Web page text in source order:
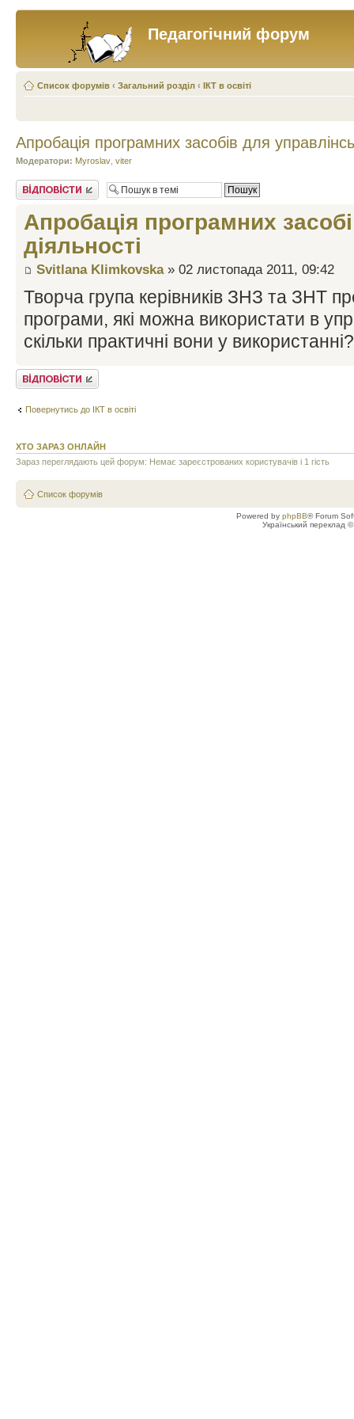
Педагогічний форум
Список форумів ‹ Загальний розділ ‹ ІКТ в освіті
Апробація програмних засобів для
Модератори: Myroslav viter
Відповісти
Апробація програмних
діяльності
Svitlana Klimkovska» 02 листопада 2011, 09:42
Творча група керівників ЗНЗ та ЗНТ
програми, які можна використати в
скільки практичні вони у використанні?
Відповісти
Повернутись до ІКТ в освіті
ХТО ЗАРАЗ ОНЛАЙН
Зараз переглядають цей форум: Немає зареєстрованих користувачів і 1 гість
Список форумів
Powered by phpBB® Forum
Український переклад